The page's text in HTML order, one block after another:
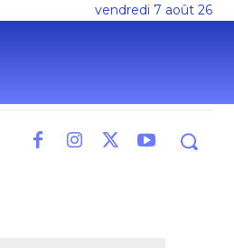
vendredi 7 août 26